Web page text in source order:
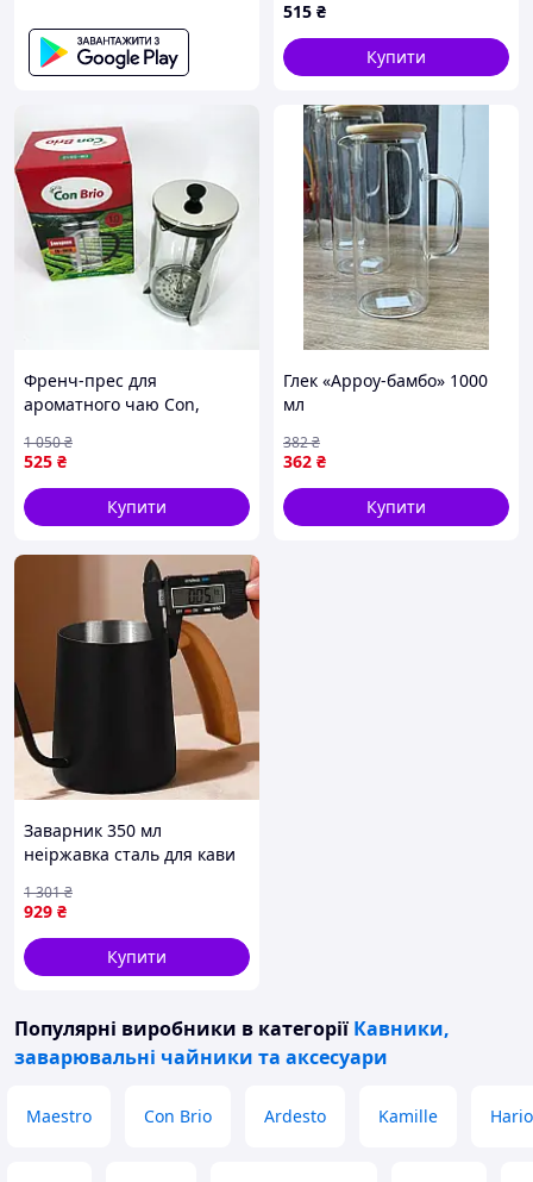
515 ₴
Купити
Френч-прес для
ароматного чаю Con,
Зручний френч-прес для
дому, Чайник заварник AR-
46
525 ₴
1 050₴
Купити
Глек «Арроу-бамбо» 1000
мл
362 ₴
382₴
Купити
Заварник 350 мл
неіржавка сталь для кави
929 ₴
1 301₴
Купити
Популярні виробники в категорії Кавники,
заварювальні чайники та аксесуари
Maestro Con Brio Ardesto Kamille Hario